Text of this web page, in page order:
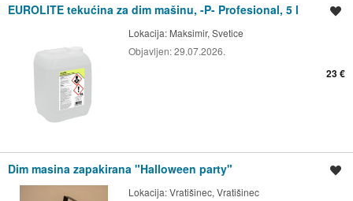
EUROLITE tekućina za dim mašinu, -P- Profesional, 5 l
Lokacija: Maksimir, Svetice
Objavljen:29.07.2026.
23 €
Dim masina zapakirana "Halloween party"
Lokacija:Vratišinec, Vratišinec